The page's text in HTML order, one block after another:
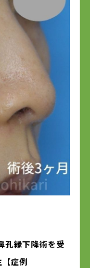
孔縁下降術を受
症例